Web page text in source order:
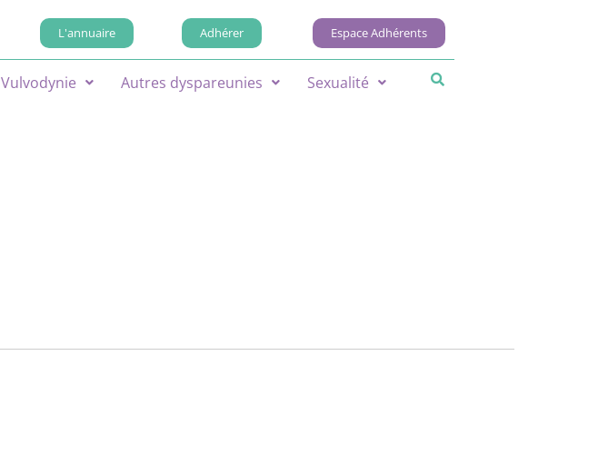
L'annuaire Adhérer Espace Adhérents
Vulvodynie Autres dyspareunies Sexualité